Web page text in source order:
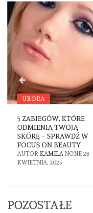
URODA
5 ZABIEGÓW, KTÓRE
ODMIENIĄ TWOJĄ
SKÓRĘ – SPRAWDŹ W
FOCUS ON BEAUTY
AUTOR KAMILA NONE 28
KWIETNIA, 2025
POZOSTAŁE